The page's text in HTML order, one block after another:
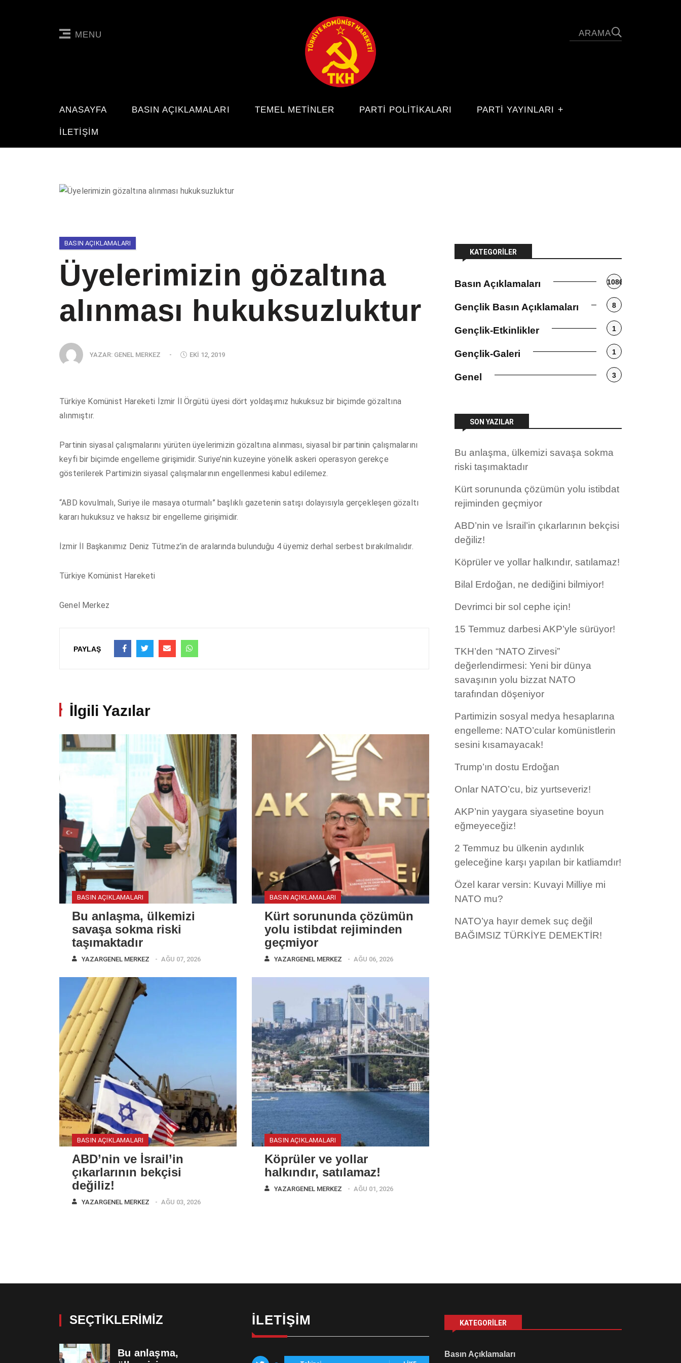
MENU
ANASAYFA BASIN AÇIKLAMALARI TEMEL METINLER PARTI POLITIKALARI PARTİ YAYINLARI
İLETIŞIM
BASIN AÇIKLAMALARI
Üyelerimizin gözaltına
alınması hukuksuzluktur
YAZAR: GENEL MERKEZ - EKI 12, 2019
Türkiye Komünist Hareketi İzmir İl Örgütü üyesi dört yoldaşımız hukuksuz bir biçimde gözaltına
alınmıştır.
Partinin siyasal çalışmalarını yürüten üyelerimizin gözaltına alınması, siyasal bir partinin çalışmalarını
keyfi bir biçimde engelleme girişimidir. Suriye’nin kuzeyine yönelik askeri operasyon gerekçe
gösterilerek Partimizin siyasal çalışmalarının engellenmesi kabul edilemez.
“ABD kovulmalı, Suriye ile masaya oturmalı” başlıklı gazetenin satışı dolayısıyla gerçekleşen gözaltı
kararı hukuksuz ve haksız bir engelleme girişimidir.
İzmir İl Başkanımız Deniz Tütmez’in de aralarında bulunduğu 4 üyemiz derhal serbest bırakılmalıdır.
Türkiye Komünist Hareketi
Genel Merkez
PAYLAŞ
İlgili Yazılar
BASIN AÇIKLAMALARI
Bu anlaşma, ülkemizi
savaşa sokma riski
taşımaktadır
YAZARGENEL MERKEZ AĞU 07, 2026
BASIN AÇIKLAMALARI
Kürt sorununda çözümün
yolu istibdat rejiminden
geçmiyor
YAZARGENEL MERKEZ AĞU 06, 2026
BASIN AÇIKLAMALARI
ABD’nin ve İsrail’in
çıkarlarının bekçisi
değiliz!
YAZARGENEL MERKEZ AĞU 03, 2026
BASIN AÇIKLAMALARI
Köprüler ve yollar
halkındır, satılamaz!
YAZARGENEL MERKEZ AĞU 01, 2026
KATEGORILER
Basın Açıklamaları 1086
Gençlik Basın Açıklamaları 8
Gençlik-Etkinlikler 1
Gençlik-Galeri 1
Genel 3
SON YAZILAR
Bu anlaşma, ülkemizi savaşa sokma
riski taşımaktadır
Kürt sorununda çözümün yolu istibdat
rejiminden geçmiyor
ABD’nin ve İsrail’in çıkarlarının bekçisi
değiliz!
Köprüler ve yollar halkındır, satılamaz!
Bilal Erdoğan, ne dediğini bilmiyor!
Devrimci bir sol cephe için!
15 Temmuz darbesi AKP’yle sürüyor!
TKH’den “NATO Zirvesi”
değerlendirmesi: Yeni bir dünya
savaşının yolu bizzat NATO
tarafından döşeniyor
Partimizin sosyal medya hesaplarına
engelleme: NATO’cular komünistlerin
sesini kısamayacak!
Trump’ın dostu Erdoğan
Onlar NATO’cu, biz yurtseveriz!
AKP’nin yaygara siyasetine boyun
eğmeyeceğiz!
2 Temmuz bu ülkenin aydınlık
geleceğine karşı yapılan bir katliamdır!
Özel karar versin: Kuvayi Milliye mi
NATO mu?
NATO’ya hayır demek suç değil
BAĞIMSIZ TÜRKİYE DEMEKTİR!
SEÇTIKLERIMIZ
Bu anlaşma,
İLETIŞIM KATEGORILER
Basın Açıklamaları